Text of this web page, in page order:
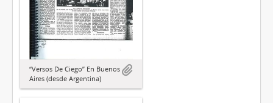
“Versos De Ciego” En Buenos
Aires (desde Argentina)